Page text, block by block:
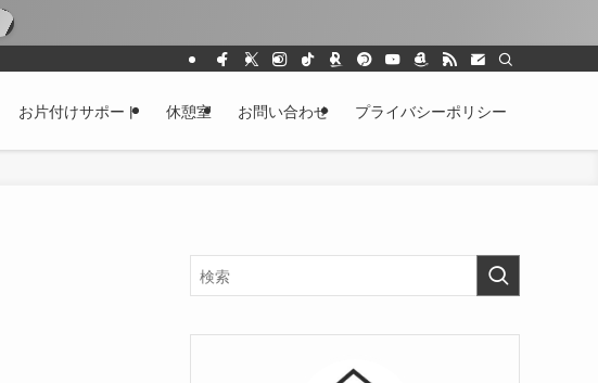
お片付けサポート 休憩室 お問い合わせ プライバシーポリシー